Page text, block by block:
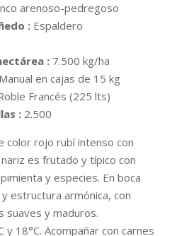
arenoso-pedregoso
: Espaldero
: 7.500 kg/ha
Manual en cajas de 15 kg
Francés (225 lts)
: 2.500
color rojo rubí intenso con
es frutado y típico con
y especies. En boca
estructura armónica, con
suaves y maduros.
y 18°C. Acompañar con carnes